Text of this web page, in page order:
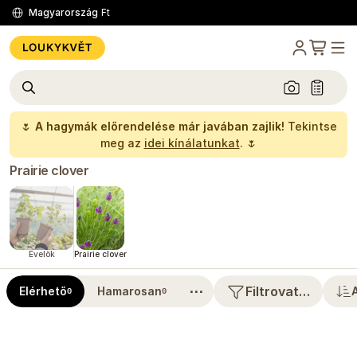
Magyarország Ft
🌷 A hagymák előrendelése már javában zajlik! Tekintse
meg az idei kínálatunkat. 🌷
Prairie clover
Évelők Prairie clover
Elérhető0 Hamarosan0 ⋯ Filtrovat…